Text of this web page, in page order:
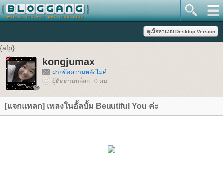
{afp}
kongjumax
ฝากข้อความหลังไมค์
ผู้ติดตามบล็อก : 0 คน
[แจกแหลก] เพลงในอั้ลบั้ม Beuutiful You ค่ะ